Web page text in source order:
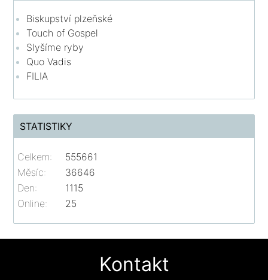
Biskupství plzeňské
Touch of Gospel
Slyšíme ryby
Quo Vadis
FILIA
STATISTIKY
Online: 25
Celkem:
555661
Měsíc:
36646
Den:
1115
Kontakt